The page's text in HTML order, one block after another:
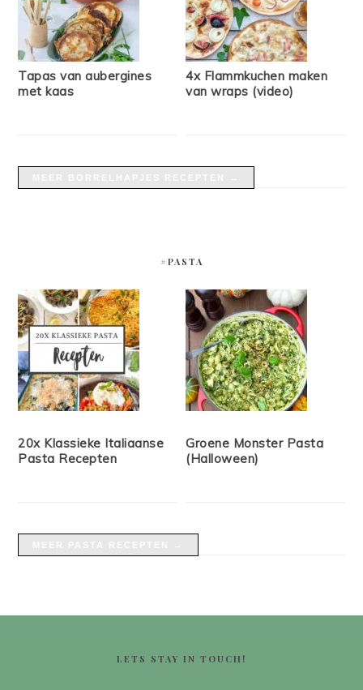
Tapas van aubergines
met kaas
4x Flammkuchen maken
van wraps (video)
#PASTA
20x Klassieke Italiaanse
Pasta Recepten
Groene Monster Pasta
(Halloween)
LETS STAY IN TOUCH!